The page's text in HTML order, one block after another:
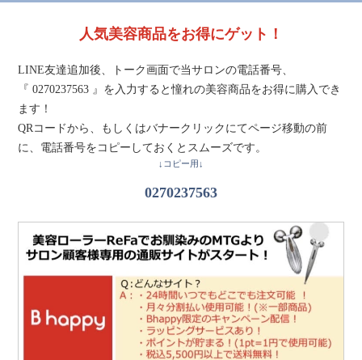
人気美容商品をお得にゲット！
LINE友達追加後、トーク画面で当サロンの電話番号、
『 0270237563 』を入力すると憧れの美容商品をお得に購入でき
ます！
QRコードから、もしくはバナークリックにてページ移動の前
に、電話番号をコピーしておくとスムーズです。
↓コピー用↓
0270237563